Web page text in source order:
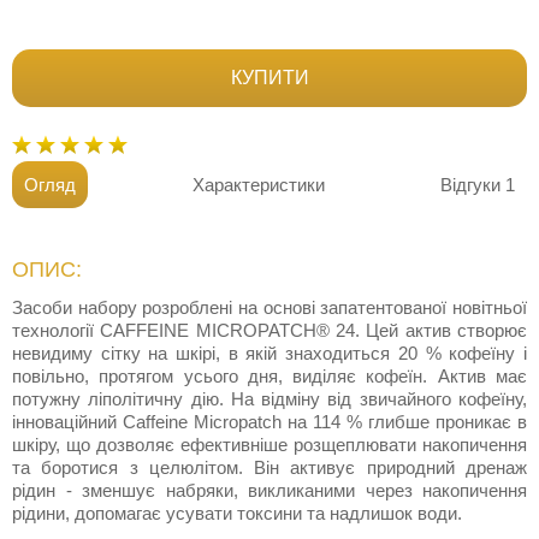
КУПИТИ
Огляд Характеристики Відгуки 1
ОПИС:
Засоби набору розроблені на основі запатентованої новітньої
технології CAFFEINE MICROPATCH® 24. Цей актив створює
невидиму сітку на шкірі, в якій знаходиться 20 % кофеїну і
повільно, протягом усього дня, виділяє кофеїн. Актив має
потужну ліполітичну дію. На відміну від звичайного кофеїну,
інноваційний Caffeine Micropatch на 114 % глибше проникає в
шкіру, що дозволяє ефективніше розщеплювати накопичення
та боротися з целюлітом. Він активує природний дренаж
рідин - зменшує набряки, викликаними через накопичення
рідини, допомагає усувати токсини та надлишок води.